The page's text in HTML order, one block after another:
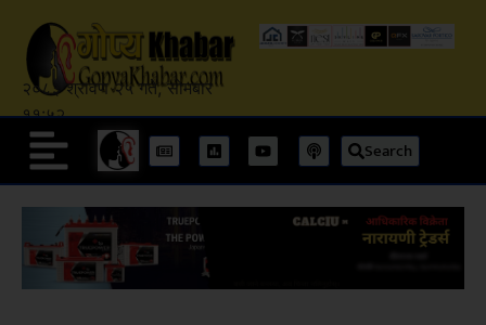
२०८३ श्रावण २५ गते, सोमबार
११:५२
Search